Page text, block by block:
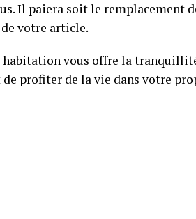
Il paiera soit le remplacement
votre article.
habitation vous offre la
profiter de la vie dans votre